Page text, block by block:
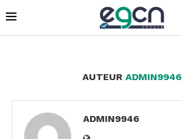
AUTEUR ADMIN9946
ADMIN9946